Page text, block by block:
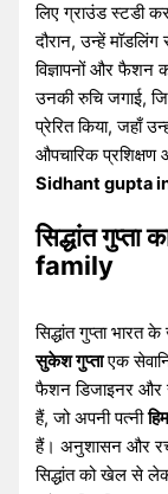
लिए ग्राउंड स्टडी
दौरान, उन्हें
विज्ञापनों और फैशन
उनकी रुचि जगाई,
प्रेरित किया, जहाँ
औपचारिक
Sidhant gupta
सिद्धांत
family
सिद्धांत गुप्ता भारत
सुकेश गुप्ताएक
फैशन डिजाइनर और
हैं, जो अपनी पत्नी
हैं। अनुशासन और
सिद्धांत को खेल से